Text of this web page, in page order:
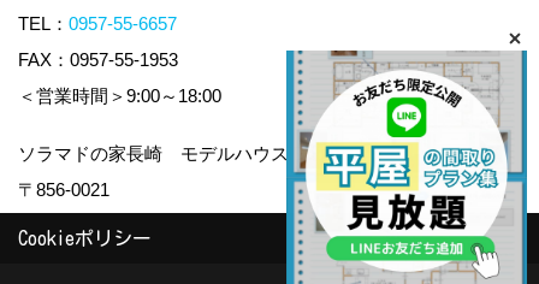
TEL： 0957-55-6657
FAX：0957-55-1953
＜営業時間＞9:00～18:00
ソラマドの家長崎 モデルハウスiDobata!
〒856-0021
長崎県大村市鬼橋町 238-1
Cookieポリシー